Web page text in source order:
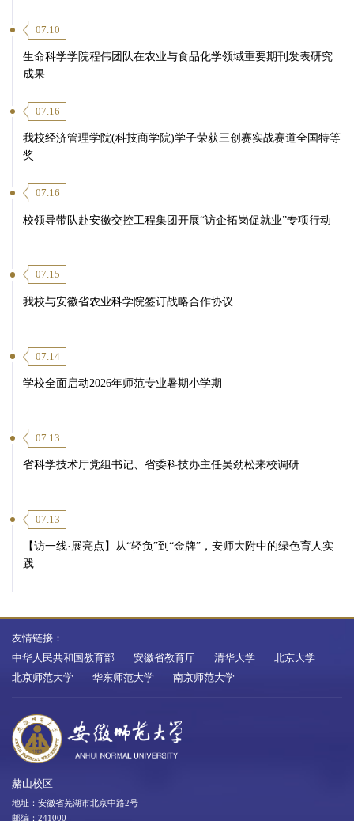
07.10
生命科学学院程伟团队在农业与食品化学领域重要期刊发表研究
成果
07.16
我校经济管理学院(科技商学院)学子荣获三创赛实战赛道全国特等
奖
07.16
校领导带队赴安徽交控工程集团开展“访企拓岗促就业”专项行动
07.15
我校与安徽省农业科学院签订战略合作协议
07.14
学校全面启动2026年师范专业暑期小学期
07.13
省科学技术厅党组书记、省委科技办主任吴劲松来校调研
07.13
【访一线·展亮点】从“轻负”到“金牌”，安师大附中的绿色育人实
践
友情链接：
中华人民共和国教育部
安徽省教育厅 清华大学
北京大学
北京师范大学
华东师范大学 南京师范大学
赭山校区
地址：安徽省芜湖市北京中路2号
邮编：241000